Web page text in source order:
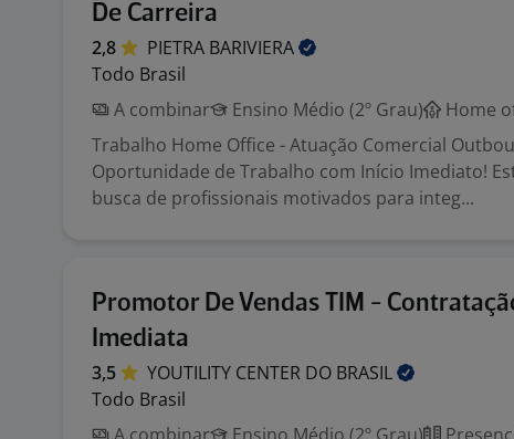
De Carreira
2,8 PIETRA BARIVIERA
Todo Brasil
A combinar
Ensino Médio (2º Grau)
Home
Trabalho Home Office - Atuação Comercial
Oportunidade de Trabalho com Início Imediato!
busca de profissionais motivados para integ...
Promotor De Vendas TIM -
Imediata
3,5 YOUTILITY CENTER DO BRASIL
Todo Brasil